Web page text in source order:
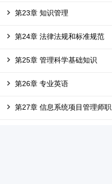
第23章 知识管理
第24章 法律法规和标准规范
第25章 管理科学基础知识
第26章 专业英语
第27章 信息系统项目管理师职..